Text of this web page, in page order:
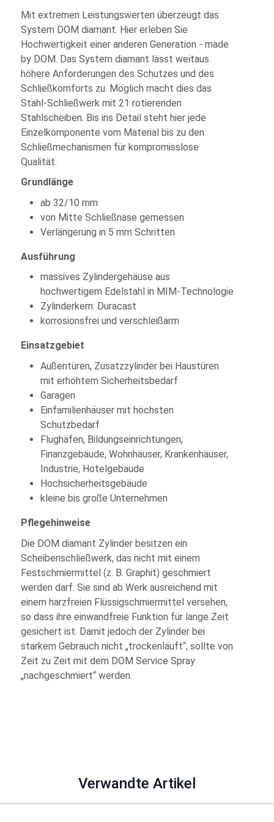
Mit extremen Leistungswerten überzeugt das
System DOM diamant. Hier erleben Sie
Hochwertigkeit einer anderen Generation - made
by DOM. Das System diamant lässt weitaus
höhere Anforderungen des Schutzes und des
Schließkomforts zu. Möglich macht dies das
Stahl-Schließwerk mit 21 rotierenden
Stahlscheiben. Bis ins Detail steht hier jede
Einzelkomponente vom Material bis zu den
Schließmechanismen für kompromisslose
Qualität.
Grundlänge
ab 32/10 mm
von Mitte Schließnase gemessen
Verlängerung in 5 mm Schritten
Ausführung
massives Zylindergehäuse aus
hochwertigem Edelstahl in MIM-Technologie
Zylinderkern: Duracast
korrosionsfrei und verschleißarm
Einsatzgebiet
Außentüren, Zusatzzylinder bei Haustüren
mit erhöhtem Sicherheitsbedarf
Garagen
Einfamilienhäuser mit höchsten
Schutzbedarf
Flughäfen, Bildungseinrichtungen,
Finanzgebäude, Wohnhäuser, Krankenhäuser,
Industrie, Hotelgebäude
Hochsicherheitsgebäude
kleine bis große Unternehmen
Pflegehinweise
Die DOM diamant Zylinder besitzen ein
Scheibenschließwerk, das nicht mit einem
Festschmiermittel (z. B. Graphit) geschmiert
werden darf. Sie sind ab Werk ausreichend mit
einem harzfreien Flüssigschmiermittel versehen,
so dass ihre einwandfreie Funktion für lange Zeit
gesichert ist. Damit jedoch der Zylinder bei
starkem Gebrauch nicht „trockenläuft“, sollte von
Zeit zu Zeit mit dem DOM Service Spray
„nachgeschmiert“ werden.
Verwandte Artikel